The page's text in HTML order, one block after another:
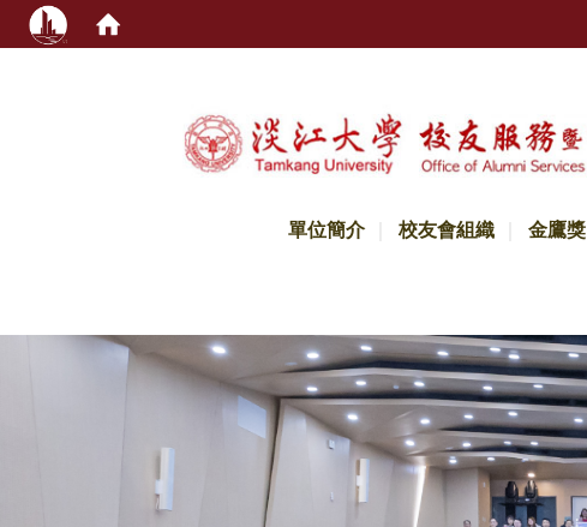
單位簡介 校友會組織 金鷹獎